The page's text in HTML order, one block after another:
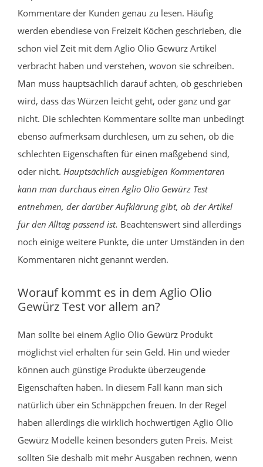
Kommentare der Kunden genau zu lesen. Häufig
werden ebendiese von Freizeit Köchen geschrieben, die
schon viel Zeit mit dem Aglio Olio Gewürz Artikel
verbracht haben und verstehen, wovon sie schreiben.
Man muss hauptsächlich darauf achten, ob geschrieben
wird, dass das Würzen leicht geht, oder ganz und gar
nicht. Die schlechten Kommentare sollte man unbedingt
ebenso aufmerksam durchlesen, um zu sehen, ob die
schlechten Eigenschaften für einen maßgebend sind,
oder nicht. Hauptsächlich ausgiebigen Kommentaren
kann man durchaus einen Aglio Olio Gewürz Test
entnehmen, der darüber Aufklärung gibt, ob der Artikel
für den Alltag passend ist. Beachtenswert sind allerdings
noch einige weitere Punkte, die unter Umständen in den
Kommentaren nicht genannt werden.
Worauf kommt es in dem Aglio Olio
Gewürz Test vor allem an?
Man sollte bei einem Aglio Olio Gewürz Produkt
möglichst viel erhalten für sein Geld. Hin und wieder
können auch günstige Produkte überzeugende
Eigenschaften haben. In diesem Fall kann man sich
natürlich über ein Schnäppchen freuen. In der Regel
haben allerdings die wirklich hochwertigen Aglio Olio
Gewürz Modelle keinen besonders guten Preis. Meist
sollten Sie deshalb mit mehr Ausgaben rechnen, wenn